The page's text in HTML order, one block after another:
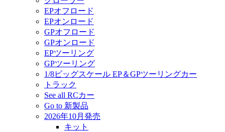
EPオフロード
EPオンロード
GPオフロード
GPオンロード
EPツーリング
GPツーリング
1/8ビッグスケール EP＆GPツーリングカー
トラック
See all RCカー
Go to 新製品
2026年10月発売
キット